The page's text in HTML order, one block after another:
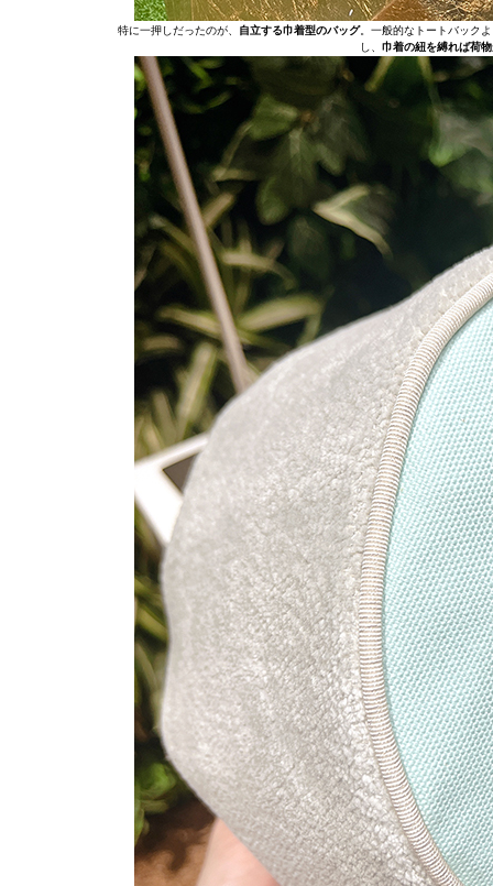
特に一押しだったのが、 自立する巾着型のバッグ。一般的なトートバック
し、 巾着の紐を縛れば荷